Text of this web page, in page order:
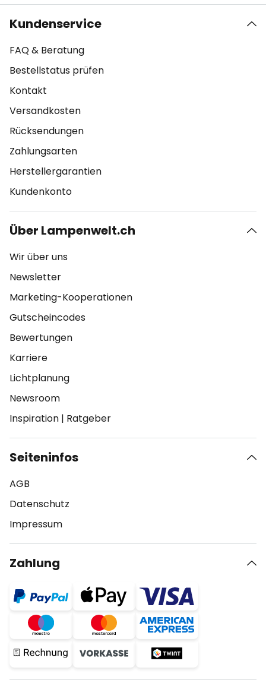
Kundenservice
FAQ & Beratung
Bestellstatus prüfen
Kontakt
Versandkosten
Rücksendungen
Zahlungsarten
Herstellergarantien
Kundenkonto
Über Lampenwelt.ch
Wir über uns
Newsletter
Marketing-Kooperationen
Gutscheincodes
Bewertungen
Karriere
Lichtplanung
Newsroom
Inspiration | Ratgeber
Seiteninfos
AGB
Datenschutz
Impressum
Zahlung